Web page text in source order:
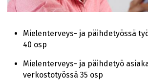
Mielenterveys- ja päihdetyössä
40 osp
Mielenterveys- ja päihdetyö
verkostotyössä 35 osp